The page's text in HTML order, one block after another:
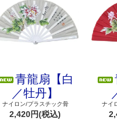
青龍扇【白
／牡丹】
ナイロン/プラスチック骨
2,420円(税込)
ナイ